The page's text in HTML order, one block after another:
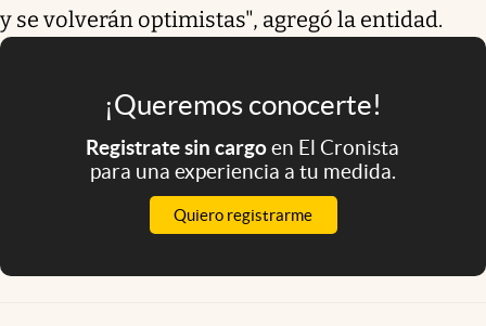
y se volverán optimistas", agregó la entidad.
¡Queremos conocerte!
Registrate sin cargoen El Cronista
para una experiencia a tu medida.
Quiero registrarme